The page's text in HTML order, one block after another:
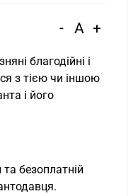
- A +
благодійні і
з тією чи іншою
і його
безоплатній